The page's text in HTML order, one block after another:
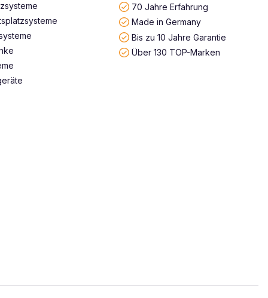
70 Jahre Erfahrung
Made in Germany
Bis zu 10 Jahre Garantie
Über 130 TOP-Marken